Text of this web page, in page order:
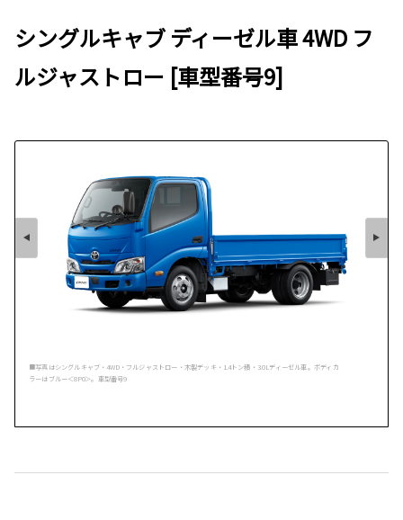
シングルキャブ ディーゼル車 4WD フ
ルジャストロー [車型番号9]
■写真はシングルキャブ・4WD・フルジャストロー・木製デッキ・1.4トン積・3.0Lディーゼル車。ボディカ
ラーはブルー＜8P0＞。車型番号9